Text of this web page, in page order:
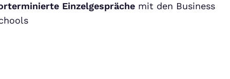
Einzelgespräche mit den Business